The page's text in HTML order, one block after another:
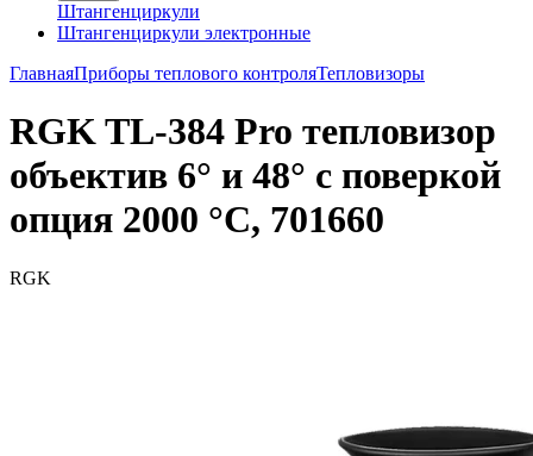
Штангенциркули
Штангенциркули электронные
ГлавнаяПриборы теплового контроляТепловизоры
RGK TL-384 Pro тепловизор
объектив 6° и 48° с поверкой
опция 2000 °C, 701660
RGK